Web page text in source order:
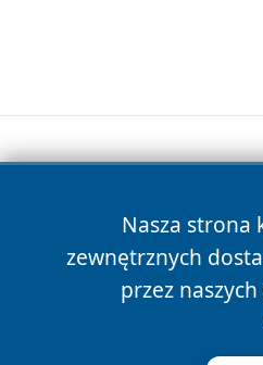
Nasza strona
zewnętrznych
przez